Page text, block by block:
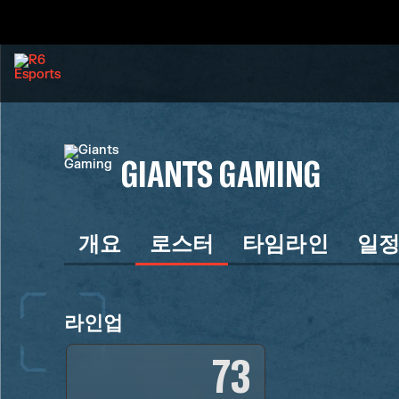
GIANTS GAMING
개요 로스터 타임라인 일정
라인업
73